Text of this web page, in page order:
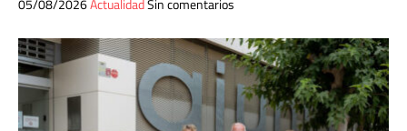
05/08/2026ActualidadSin comentarios